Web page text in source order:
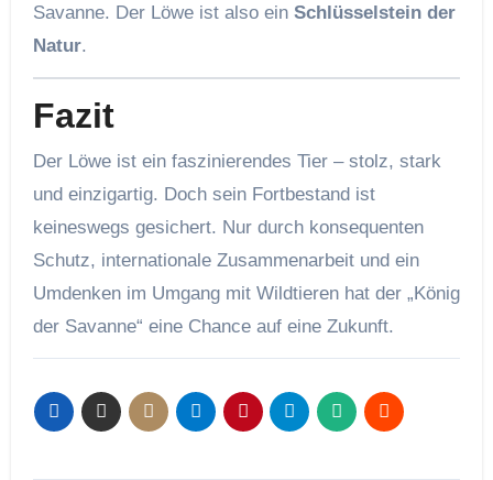
Savanne. Der Löwe ist also ein Schlüsselstein der
Natur.
Fazit
Der Löwe ist ein faszinierendes Tier – stolz, stark
und einzigartig. Doch sein Fortbestand ist
keineswegs gesichert. Nur durch konsequenten
Schutz, internationale Zusammenarbeit und ein
Umdenken im Umgang mit Wildtieren hat der „König
der Savanne“ eine Chance auf eine Zukunft.